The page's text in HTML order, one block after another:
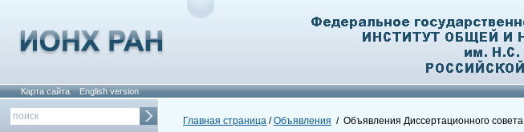
Карта сайта English version
Главная страница /Объявления / Объявления Диссертационного совета